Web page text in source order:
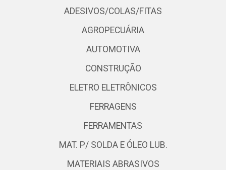
ADESIVOS/COLAS/FITAS
AGROPECUÁRIA
AUTOMOTIVA
CONSTRUÇÃO
ELETRO ELETRÔNICOS
FERRAGENS
FERRAMENTAS
MAT. P/ SOLDA E ÓLEO LUB.
MATERIAIS ABRASIVOS